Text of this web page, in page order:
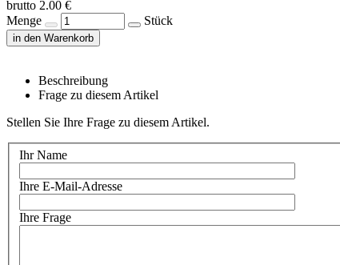
brutto 2.00 €
Menge
Stück
in den Warenkorb
Beschreibung
Frage zu diesem Artikel
Stellen Sie Ihre Frage zu diesem Artikel.
Ihr Name
Ihre E-Mail-Adresse
Ihre Frage